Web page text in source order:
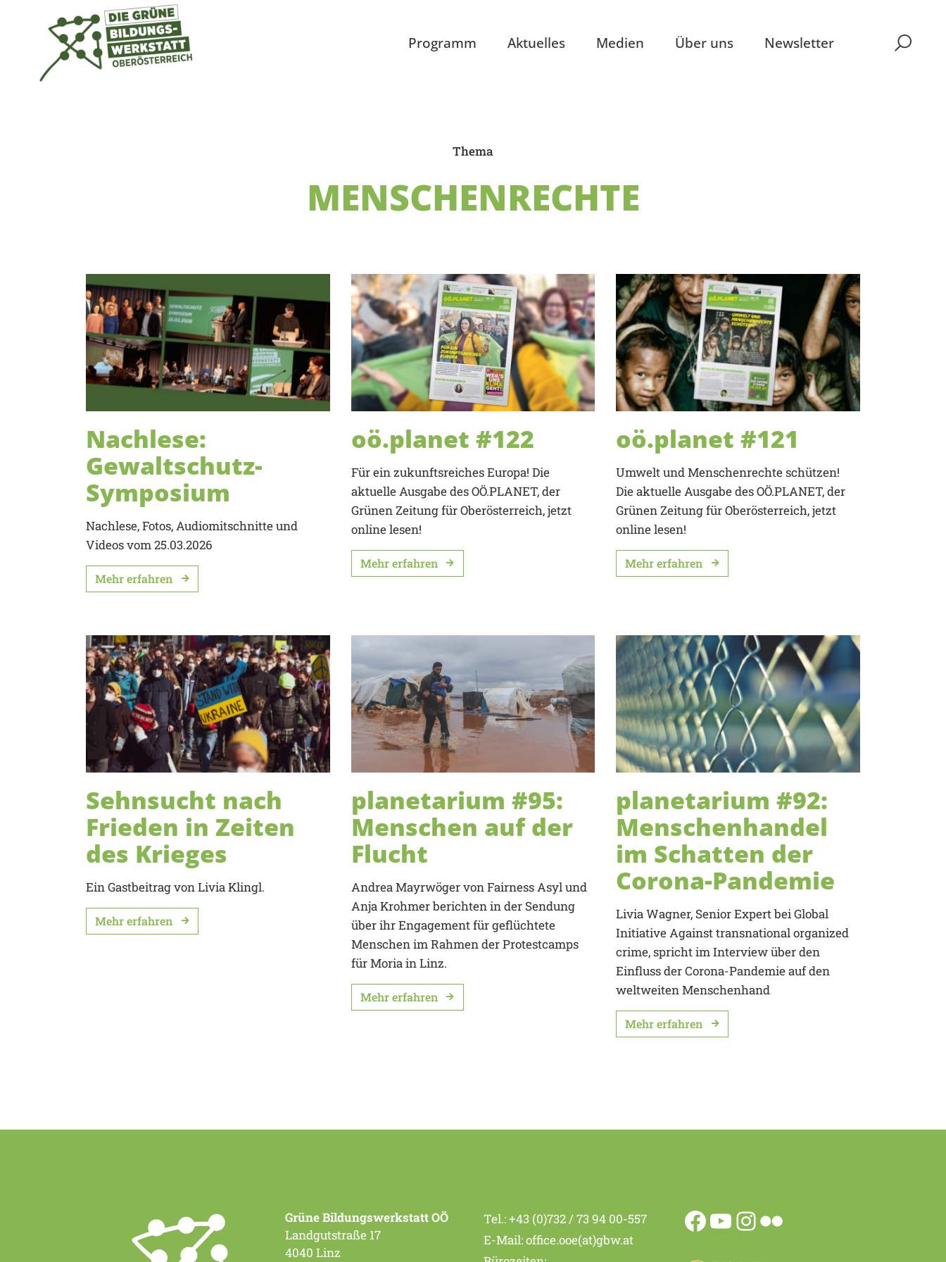
Programm Aktuelles Medien Über uns Newsletter
Thema
MENSCHENRECHTE
Nachlese:
Gewaltschutz-
Symposium
Nachlese, Fotos, Audiomitschnitte und
Videos vom 25.03.2026
Mehr erfahren
oö.planet #122
Für ein zukunftsreiches Europa! Die
aktuelle Ausgabe des OÖ.PLANET, der
Grünen Zeitung für Oberösterreich, jetzt
online lesen!
Mehr erfahren
oö.planet #121
Umwelt und Menschenrechte schützen!
Die aktuelle Ausgabe des OÖ.PLANET, der
Grünen Zeitung für Oberösterreich, jetzt
online lesen!
Mehr erfahren
Sehnsucht nach
Frieden in Zeiten
des Krieges
Ein Gastbeitrag von Livia Klingl.
Mehr erfahren
planetarium #95:
Menschen auf der
Flucht
Andrea Mayrwöger von Fairness Asyl und
Anja Krohmer berichten in der Sendung
über ihr Engagement für geflüchtete
Menschen im Rahmen der Protestcamps
für Moria in Linz.
Mehr erfahren
planetarium #92:
Menschenhandel
im Schatten der
Corona-Pandemie
Livia Wagner, Senior Expert bei Global
Initiative Against transnational organized
crime, spricht im Interview über den
Einfluss der Corona-Pandemie auf den
weltweiten Menschenhand
Mehr erfahren
Grüne Bildungswerkstatt OÖ
Landgutstraße 17
4040 Linz
Tel.:+43 (0)732 / 73 94 00-557
E-Mail:office.ooe(at)gbw.at